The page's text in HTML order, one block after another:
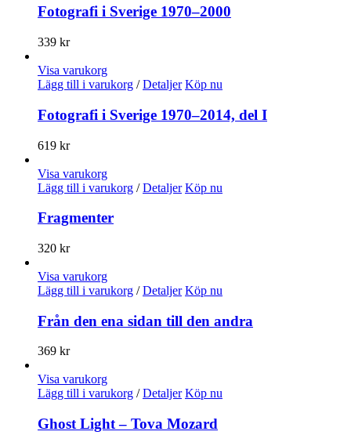
Fotografi i Sverige 1970–2000
339 kr
Visa varukorg
Lägg till i varukorg / Detaljer Köp nu
Fotografi i Sverige 1970–2014, del I
619 kr
Visa varukorg
Lägg till i varukorg / Detaljer Köp nu
Fragmenter
320 kr
Visa varukorg
Lägg till i varukorg / Detaljer Köp nu
Från den ena sidan till den andra
369 kr
Visa varukorg
Lägg till i varukorg / Detaljer Köp nu
Ghost Light – Tova Mozard